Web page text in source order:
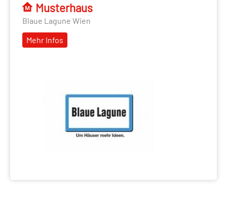
Musterhaus
Blaue Lagune Wien
Mehr Infos